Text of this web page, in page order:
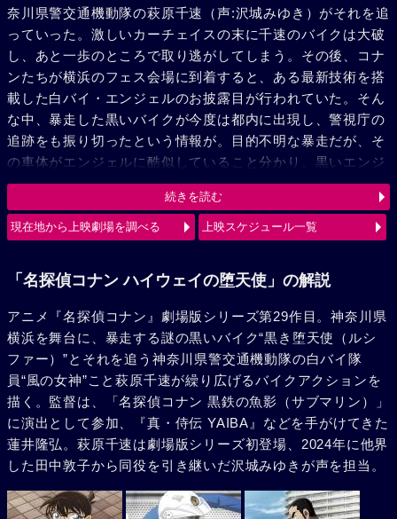
奈川県警交通機動隊の萩原千速（声:沢城みゆき）がそれを追
っていった。激しいカーチェイスの末に千速のバイクは大破
し、あと一歩のところで取り逃がしてしまう。その後、コナ
ンたちが横浜のフェス会場に到着すると、ある最新技術を搭
載した白バイ・エンジェルのお披露目が行われていた。そん
な中、暴走した黒いバイクが今度は都内に出現し、警視庁の
追跡をも振り切ったという情報が。目的不明な暴走だが、そ
の車体がエンジェルに酷似していること分かり、黒いエンジ
ェル“ルシファー”と呼び、追跡を続ける。弟の萩原研二（声:
三木眞一郎）とその同期・松田陣平（声:神奈延年）との記憶
が脳裏によぎる千速。風の女神（エンジェル）VS 黒き堕天
続きを読む
現在地から上映劇場を調べる 上映スケジュール一覧
「名探偵コナン ハイウェイの堕天使」の解説
アニメ『名探偵コナン』劇場版シリーズ第29作目。神奈川県
横浜を舞台に、暴走する謎の黒いバイク“黒き堕天使（ルシ
ファー）”とそれを追う神奈川県警交通機動隊の白バイ隊
員“風の女神”こと萩原千速が繰り広げるバイクアクションを
描く。監督は、「名探偵コナン 黒鉄の魚影（サブマリン）」
に演出として参加、『真・侍伝 YAIBA』などを手がけてきた
蓮井隆弘。萩原千速は劇場版シリーズ初登場、2024年に他界
した田中敦子から同役を引き継いだ沢城みゆきが声を担当。